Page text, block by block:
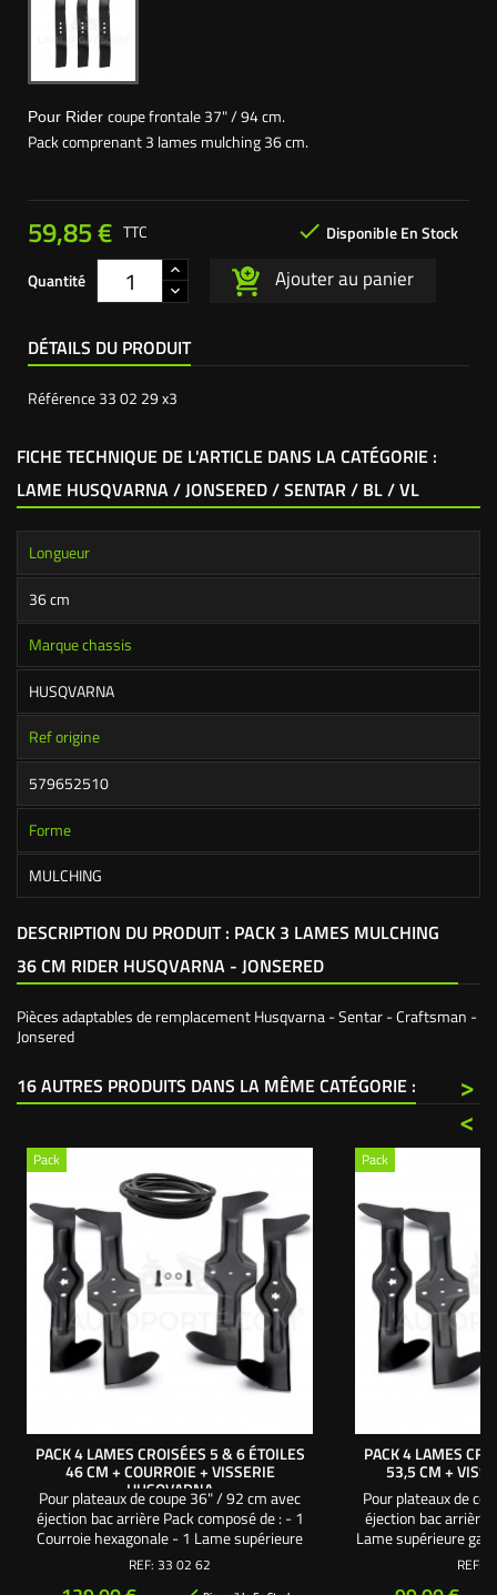
Pour Rider coupe frontale 37" / 94 cm.
Pack comprenant 3 lames mulching 36 cm.
59,85 €  Disponible En Stock
TTC
Quantité Ajouter au panier
DÉTAILS DU PRODUIT
Référence33 02 29 x3
FICHE TECHNIQUE DE L'ARTICLE DANS LA CATÉGORIE :
LAME HUSQVARNA / JONSERED / SENTAR / BL / VL
Longueur
36 cm
Marque chassis
HUSQVARNA
Ref origine
579652510
Forme
MULCHING
DESCRIPTION DU PRODUIT : PACK 3 LAMES MULCHING
36 CM RIDER HUSQVARNA - JONSERED
Pièces adaptables de remplacement Husqvarna - Sentar - Craftsman -
Jonsered
16 AUTRES PRODUITS DANS LA MÊME CATÉGORIE :
>
<
Pack
PACK 4 LAMES CROISÉES 5 & 6 ÉTOILES
46 CM + COURROIE + VISSERIE
HUSQVARNA
Pour plateaux de coupe 36" / 92 cm avec
éjection bac arrière Pack composé de : - 1
Courroie hexagonale - 1 Lame supérieure
gauche 46 cm 5 étoiles - 1 Lame supérieure
droite 46 cm 6 étoiles - 1 Lame croisée
REF: 33 02 62
Pack
PACK 4 LAMES
53,5 CM +
Pour plateaux de
éjection bac arrière
Lame supérieure
1 Lame supérieure
- 1 Lame croisée
REF: